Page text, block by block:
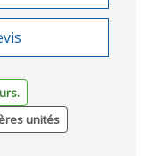
unités